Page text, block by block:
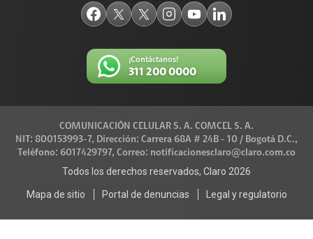
¡Contáctanos!
311 200 0000
COMUNICACIÓN CELULAR S. A. COMCEL S. A.
NIT: 800153993-7, Dirección: Carrera 68A # 24B - 10 / Bogotá D.C.,
Teléfono: 6017429797, Correo: notificacionesclaro@claro.com.co
Todos los derechos reservados, Claro 2026
Mapa de sitio Portal de denuncias Legal y regulatorio